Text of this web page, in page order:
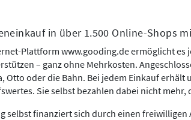
in über 1.500 Online-Shops
Plattform www.gooding.de ermöglicht
– ganz ohne Mehrkosten.
Otto oder die Bahn. Bei jedem Einkauf
Sie selbst bezahlen dabei nicht
selbst finanziert sich durch einen freiwilligen